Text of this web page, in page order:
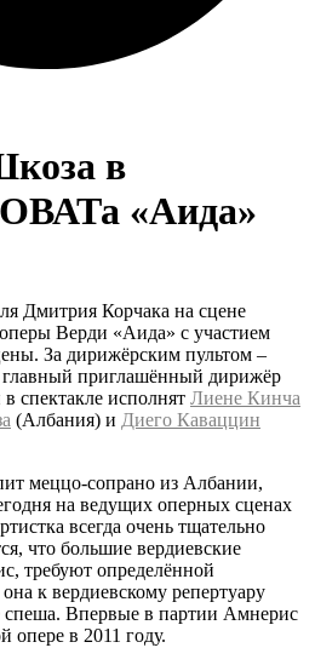
в
«Аида»
Дмитрия Корчака на сцене
Верди «Аида» c участием
За дирижёрским пультом –
главный приглашённый дирижёр
спектакле исполнят Лиене Кинча
(Албания) и Диего Каваццин
меццо-сопрано из Албании,
на ведущих оперных сценах
всегда очень тщательно
что большие вердиевские
требуют определённой
к вердиевскому репертуару
спеша. Впервые в партии Амнерис
опере в 2011 году.